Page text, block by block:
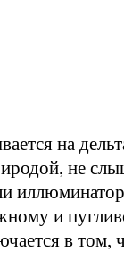
на
не
и
в том,